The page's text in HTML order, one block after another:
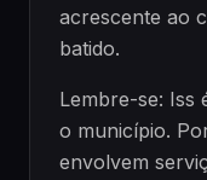
acrescente ao
batido.
Lembre-se: Iss
o município.
envolvem